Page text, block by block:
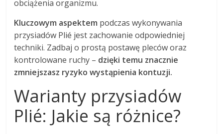
obciążenia organizmu.
Kluczowym aspektem podczas wykonywania
przysiadów Plié jest zachowanie odpowiedniej
techniki. Zadbaj o prostą postawę pleców oraz
kontrolowane ruchy – dzięki temu znacznie
zmniejszasz ryzyko wystąpienia kontuzji.
Warianty przysiadów
Plié: Jakie są różnice?